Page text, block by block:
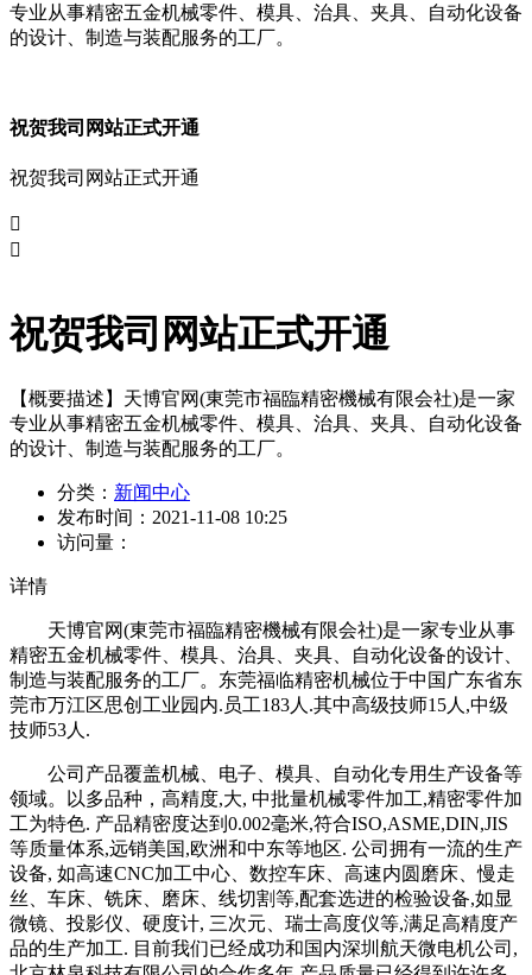
专业从事精密五金机械零件、模具、治具、夹具、自动化设备
的设计、制造与装配服务的工厂。
祝贺我司网站正式开通
祝贺我司网站正式开通


祝贺我司网站正式开通
【概要描述】 天博官网(東莞市福臨精密機械有限会社)是一家
专业从事精密五金机械零件、模具、治具、夹具、自动化设备
的设计、制造与装配服务的工厂。
分类： 新闻中心
发布时间： 2021-11-08 10:25
访问量：
详情
天博官网(東莞市福臨精密機械有限会社)是一家专业从事
精密五金机械零件、模具、治具、夹具、自动化设备的设计、
制造与装配服务的工厂。东莞福临精密机械位于中国广东省东
莞市万江区思创工业园内.员工183人.其中高级技师15人,中级
技师53人.
公司产品覆盖机械、电子、模具、自动化专用生产设备等
领域。以多品种，高精度,大, 中批量机械零件加工,精密零件加
工为特色. 产品精密度达到0.002毫米,符合ISO,ASME,DIN,JIS
等质量体系,远销美国,欧洲和中东等地区. 公司拥有一流的生产
设备, 如高速CNC加工中心、数控车床、高速内圆磨床、慢走
丝、车床、铣床、磨床、线切割等,配套选进的检验设备,如显
微镜、投影仪、硬度计, 三次元、瑞士高度仪等,满足高精度产
品的生产加工. 目前我们已经成功和国内深圳航天微电机公司,